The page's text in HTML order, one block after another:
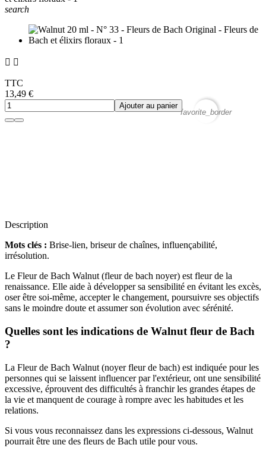
search
 
TTC
13,49 €
Ajouter au panier
favorite_border
Description
Mots clés : Brise-lien, briseur de chaînes, influençabilité,
irrésolution.
Le Fleur de Bach Walnut (fleur de bach noyer) est fleur de la
renaissance. Elle aide à développer sa sensibilité en évitant les excès,
oser être soi-même, accepter le changement, poursuivre ses objectifs
sans le moindre doute et assumer son évolution avec sérénité.
Quelles sont les indications de Walnut fleur de Bach
?
La Fleur de Bach Walnut (noyer fleur de bach) est indiquée pour les
personnes qui se laissent influencer par l'extérieur, ont une sensibilité
excessive, éprouvent des difficultés à franchir les grandes étapes de
la vie et manquent de courage à rompre avec les habitudes et les
relations.
Si vous vous reconnaissez dans les expressions ci-dessous, Walnut
pourrait être une des fleurs de Bach utile pour vous.